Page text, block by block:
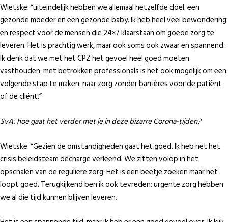
Wietske: “uiteindelijk hebben we allemaal hetzelfde doel: een
gezonde moeder en een gezonde baby. Ik heb heel veel bewondering
en respect voor de mensen die 24×7 klaarstaan om goede zorg te
leveren. Het is prachtig werk, maar ook soms ook zwaar en spannend.
Ik denk dat we met het CPZ het gevoel heel goed moeten
vasthouden: met betrokken professionals is het ook mogelijk om een
volgende stap te maken: naar zorg zonder barrières voor de patiënt
of de cliënt.”
SvA: hoe gaat het verder met je in deze bizarre Corona-tijden?
Wietske: “Gezien de omstandigheden gaat het goed. Ik heb net het
crisis beleidsteam décharge verleend. We zitten volop in het
opschalen van de reguliere zorg. Het is een beetje zoeken maar het
loopt goed. Terugkijkend ben ik ook tevreden: urgente zorg hebben
we al die tijd kunnen blijven leveren.